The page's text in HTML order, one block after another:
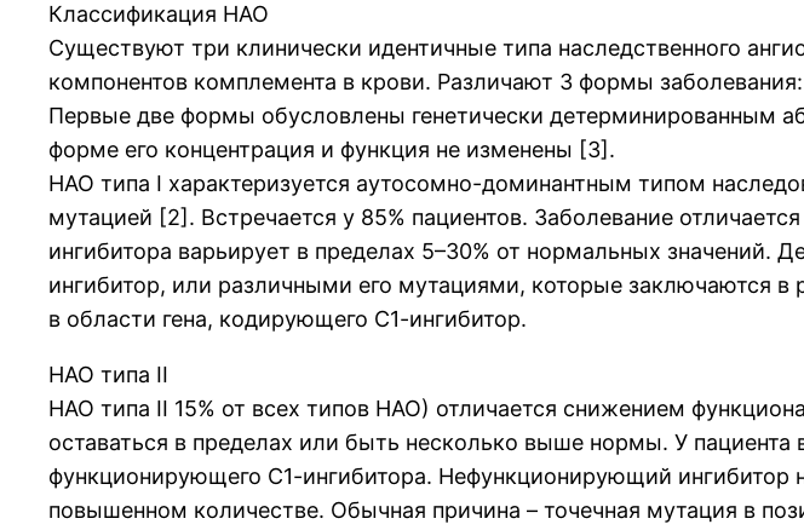
Классификация НАО
Существуют три клинически идентичные типа наследственного
компонентов комплемента в крови. Различают 3 формы
Первые две формы обусловлены генетически детерминированным
форме его концентрация и функция не изменены [3].
НАО типа I характеризуется аутосомно-доминантным типом
мутацией [2]. Встречается у 85% пациентов. Заболевание
ингибитора варьирует в пределах 5–30% от нормальных значений.
ингибитор, или различными его мутациями, которые заключаются
в области гена, кодирующего С1-ингибитор.
НАО типа II
НАО типа II 15% от всех типов НАО) отличается снижением
оставаться в пределах или быть несколько выше нормы. У
функционирующего С1-ингибитора. Нефункционирующий ингибитор
повышенном количестве. Обычная причина – точечная мутация в